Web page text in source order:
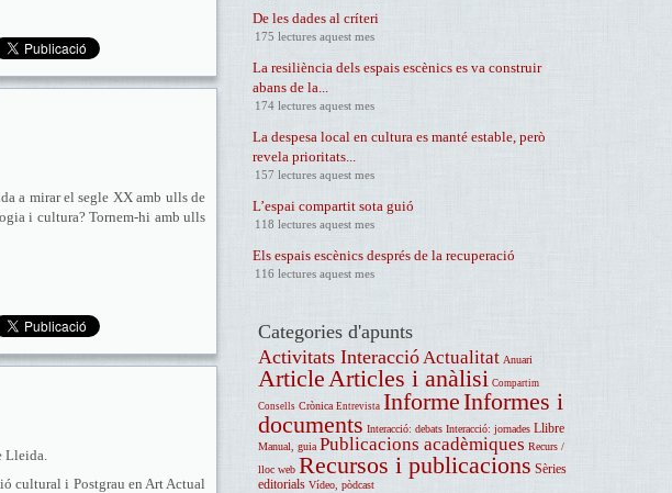
a mirar el segle XX amb ulls de
i cultura? Tornem-hi amb ulls
Lleida.
cultural i Postgrau en Art Actual
De les dades al críteri
175 lectures aquest mes
La resiliència dels espais escènics es va construir
abans de la...
174 lectures aquest mes
La despesa local en cultura es manté estable, però
revela prioritats...
157 lectures aquest mes
L’espai compartit sota guió
118 lectures aquest mes
Els espais escènics després de la recuperació
116 lectures aquest mes
Categories d'apunts
Activitats InteraccióActualitat Anuari
ArticleArticles i anàlisi Compartim
Consells Crònica Entrevista InformeInformes i
documents Interacció: debats Interacció: jornades Llibre
Manual, guia Publicacions acadèmiques Recurs /
lloc web Recursos i publicacions Sèries
editorials Vídeo, pòdcast